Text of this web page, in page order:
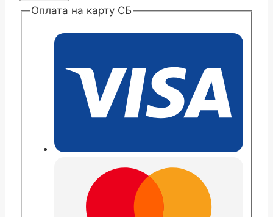
Хризантема
Оплата на карту СБ